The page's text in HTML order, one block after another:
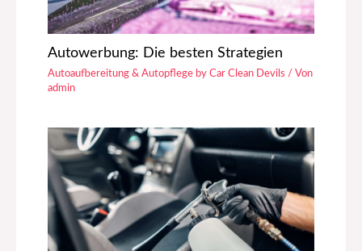
Autowerbung: Die besten Strategien
Autoaufbereitung & Autopflege by Car Clean Devils / Von
admin